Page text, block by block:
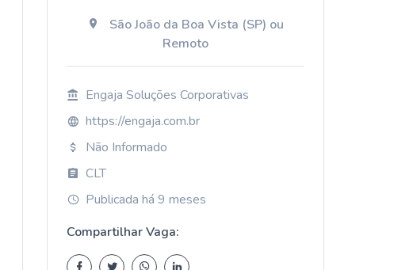
São João da Boa Vista (SP) ou
Remoto
Engaja Soluções Corporativas
https://engaja.com.br
Não Informado
CLT
Publicada há 9 meses
Compartilhar Vaga: